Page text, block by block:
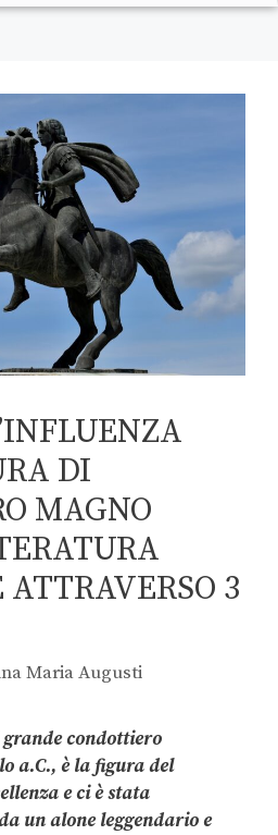
DI
MAGNO
3
Maria Augusti
condottiero
a.C., è la figura del
e ci è stata
un alone leggendario e